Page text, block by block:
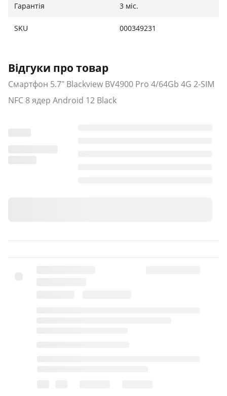
Гарантія 3 міс.
SKU 000349231
Відгуки про товар
Смартфон 5.7" Blackview BV4900 Pro 4/64Gb 4G 2-SIM
NFC 8 ядер Android 12 Black